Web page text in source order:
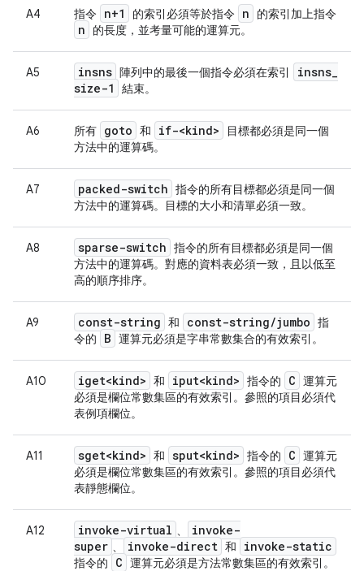
A4 指令 n+1 的索引必須等於指令 n 的索引加上指令
n 的長度，並考量可能的運算元。
A5 insns 陣列中的最後一個指令必須在索引 insns_
size-1
結束。
A6 所有 goto 和 if-<kind>
目標都必須是同一個
方法中的運算碼。
A7 packed-switch 指令的所有目標都必須是同一個
方法中的運算碼。目標的大小和清單必須一致。
A8 sparse-switch 指令的所有目標都必須是同一個
方法中的運算碼。對應的資料表必須一致，且以低至
高的順序排序。
A9 const-string 和 const-string/jumbo 指
令的
B 運算元必須是字串常數集合的有效索引。
A10 iget<kind> 和 iput<kind> 指令的 C 運算元
必須是欄位常數集區的有效索引。參照的項目必須代
表例項欄位。
A11 sget<kind> 和 sput<kind> 指令的 C 運算元
必須是欄位常數集區的有效索引。參照的項目必須代
表靜態欄位。
A12 invoke-virtual 、
invoke-
super 、 invoke-direct 和 invoke-static
指令的 C 運算元必須是方法常數集區的有效索引。